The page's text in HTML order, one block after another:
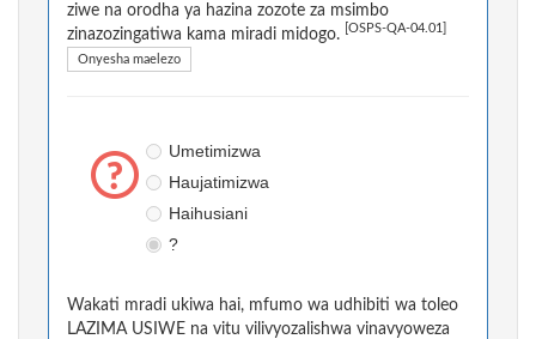
ziwe na orodha ya hazina zozote za msimbo
zinazozingatiwa kama miradi midogo.
[OSPS-QA-04.01]
Onyesha maelezo
Umetimizwa
Haujatimizwa
Haihusiani
?
Wakati mradi ukiwa hai, mfumo wa udhibiti wa toleo
LAZIMA USIWE na vitu vilivyozalishwa vinavyoweza